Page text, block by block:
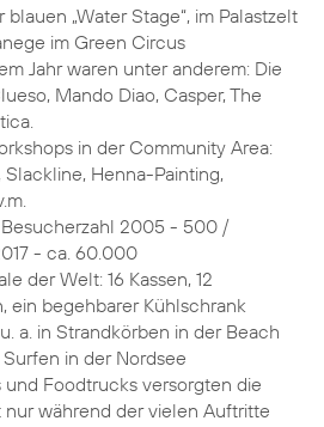
blauen „Water Stage“, im Palastzelt
im Green Circus
Jahr waren unter anderem: Die
Mando Diao, Casper, The
in der Community Area:
Slackline, Henna-Painting,
2005 - 500 /
- ca. 60.000
der Welt: 16 Kassen, 12
ein begehbarer Kühlschrank
a. in Strandkörben in der Beach
in der Nordsee
und Foodtrucks versorgten die
nur während der vielen Auftritte